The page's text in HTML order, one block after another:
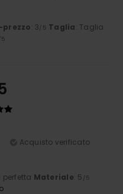
: 3 /5 Taglia: Taglia
/5
Acquisto verificato
perfetta Materiale: 5 /5